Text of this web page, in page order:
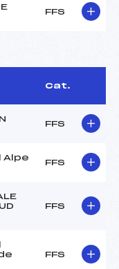
FFS
Cat.
FFS
Alpe
FFS
FFS
FFS